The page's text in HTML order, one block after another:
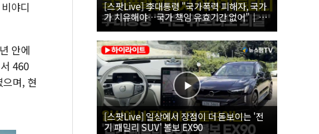
야디
안에
460
며, 현
[스팟Live] 李대통령 "국가폭력 피해자, 국가
가 치유해야…국가 책임 유효기간 없어"｜
26.08.07 국가폭력 피해자 위로 오찬
[스팟Live] 일상에서 장점이 더 돋보이는 '전
기 패밀리 SUV' 볼보 EX90